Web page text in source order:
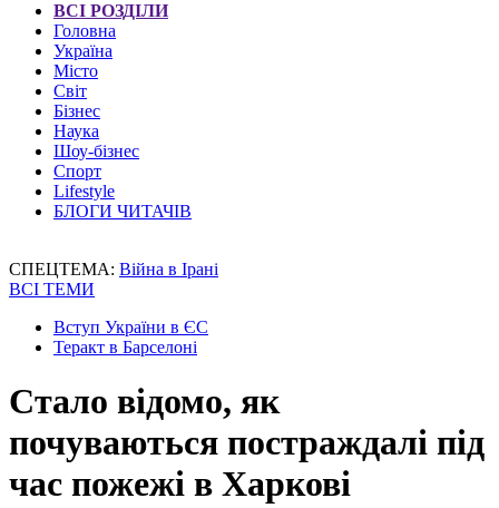
ВСІ РОЗДІЛИ
Головна
Україна
Місто
Світ
Бізнес
Наука
Шоу-бізнес
Спорт
Lifestyle
БЛОГИ ЧИТАЧІВ
СПЕЦТЕМА: Війна в Ірані
ВСІ ТЕМИ
Вступ України в ЄС
Теракт в Барселоні
Стало відомо, як
почуваються постраждалі під
час пожежі в Харкові